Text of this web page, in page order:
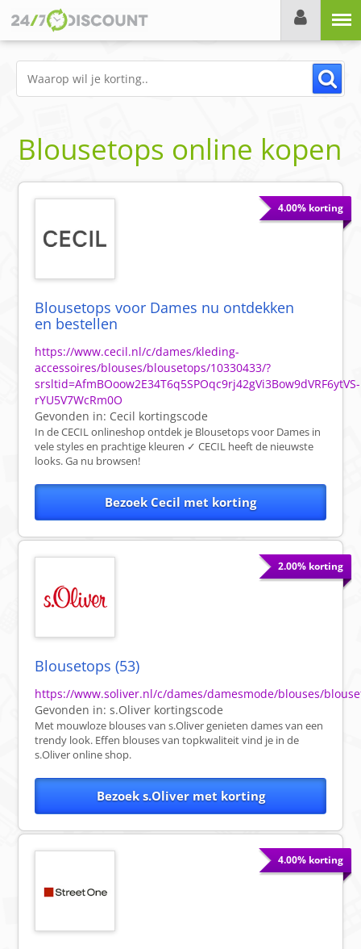
Blousetops online kopen
4.00% korting
Blousetops voor Dames nu ontdekken
en bestellen
https://www.cecil.nl/c/dames/kleding-
accessoires/blouses/blousetops/10330433/?
srsltid=AfmBOoow2E34T6q5SPOqc9rj42gVi3Bow9dVRF6ytVS-
rYU5V7WcRm0O
Gevonden in: Cecil kortingscode
In de CECIL onlineshop ontdek je Blousetops voor Dames in
vele styles en prachtige kleuren ✓ CECIL heeft de nieuwste
looks. Ga nu browsen!
Bezoek Cecil met korting
2.00% korting
Blousetops (53)
https://www.soliver.nl/c/dames/damesmode/blouses/
Gevonden in:s.Oliver kortingscode
Met mouwloze blouses van s.Oliver genieten dames van een
trendy look. Effen blouses van topkwaliteit vind je in de
s.Oliver online shop.
Bezoek s.Oliver met korting
4.00% korting